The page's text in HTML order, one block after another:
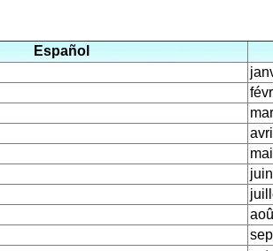
Español
avril
mai
juin